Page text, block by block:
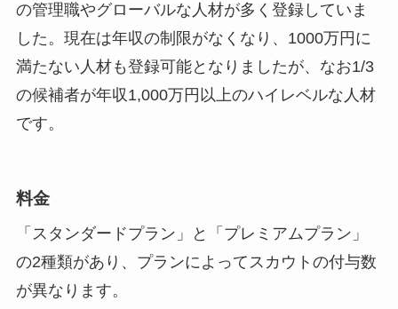
の管理職やグローバルな人材が多く登録していま
した。現在は年収の制限がなくなり、1000万円に
満たない人材も登録可能となりましたが、なお1/3
の候補者が年収1,000万円以上のハイレベルな人材
です。
料金
「スタンダードプラン」と「プレミアムプラン」
の2種類があり、プランによってスカウトの付与数
が異なります。